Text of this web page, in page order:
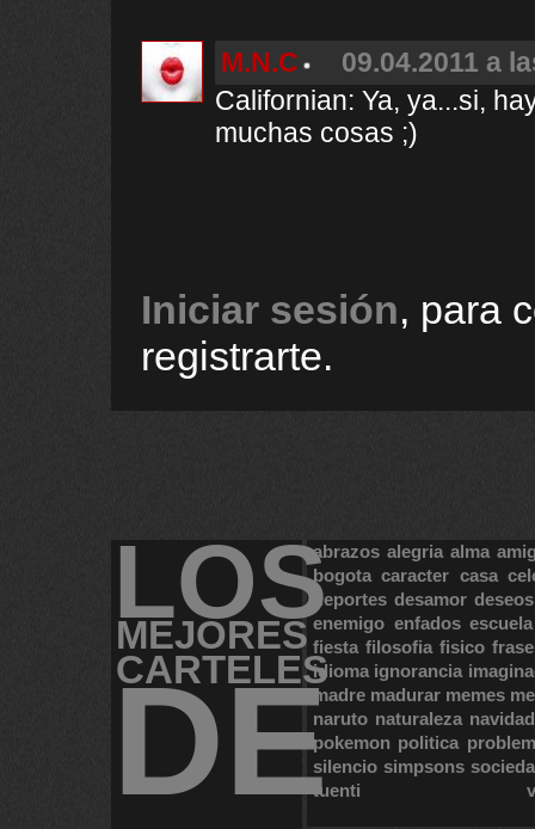
M.N.C
09.04.2011 a
Californian: Ya, ya...si,
muchas cosas ;)
Iniciar sesión, para
registrarte.
LOS
MEJORES
CARTELES
DE
abrazos alegria alma
bogota caracter casa
deportes desamor deseos
enemigo enfados escuela
fiesta filosofia fisico
idioma ignorancia
madre madurar memes
naruto naturaleza navidad
pokemon politica
silencio simpsons
tuenti